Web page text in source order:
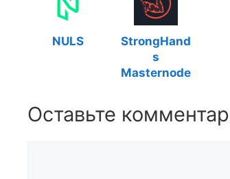
NULS
StrongHand
s
Masternode
Оставьте